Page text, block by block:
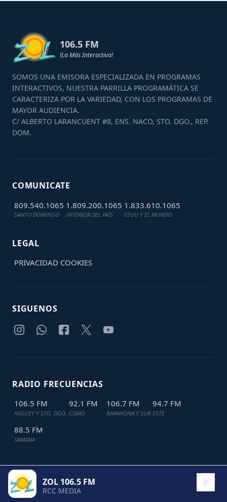
106.5 FM
!La Más Interactiva!
SOMOS UNA EMISORA ESPECIALIZADA EN PROGRAMAS
INTERACTIVOS, NUESTRA PARRILLA PROGRAMÁTICA SE
CARACTERIZA POR LA VARIEDAD, CON LOS PROGRAMAS DE
MAYOR AUDIENCIA.
C/ ALBERTO LARANCUENT #8, ENS. NACO, STO. DGO., REP.
DOM.
COMUNICATE
809.540.1065
SANTO DOMINGO
1.809.200.1065
INTERIOR DEL PAÍS
1.833.610.1065
EEUU Y EL MUNDO
LEGAL
PRIVACIDAD COOKIES
SIGUENOS
RADIO FRECUENCIAS
106.5 FM
HIGUEY Y STO. DGO.
92.1 FM
CIBAO
106.7 FM
BARAHONA Y SUR
94.7 FM
ESTE
88.5 FM
SAMANA
TODOS LOS DERECHOS RESERVADOS © 2024
ZOL 106.5 FM
RCC MEDIA